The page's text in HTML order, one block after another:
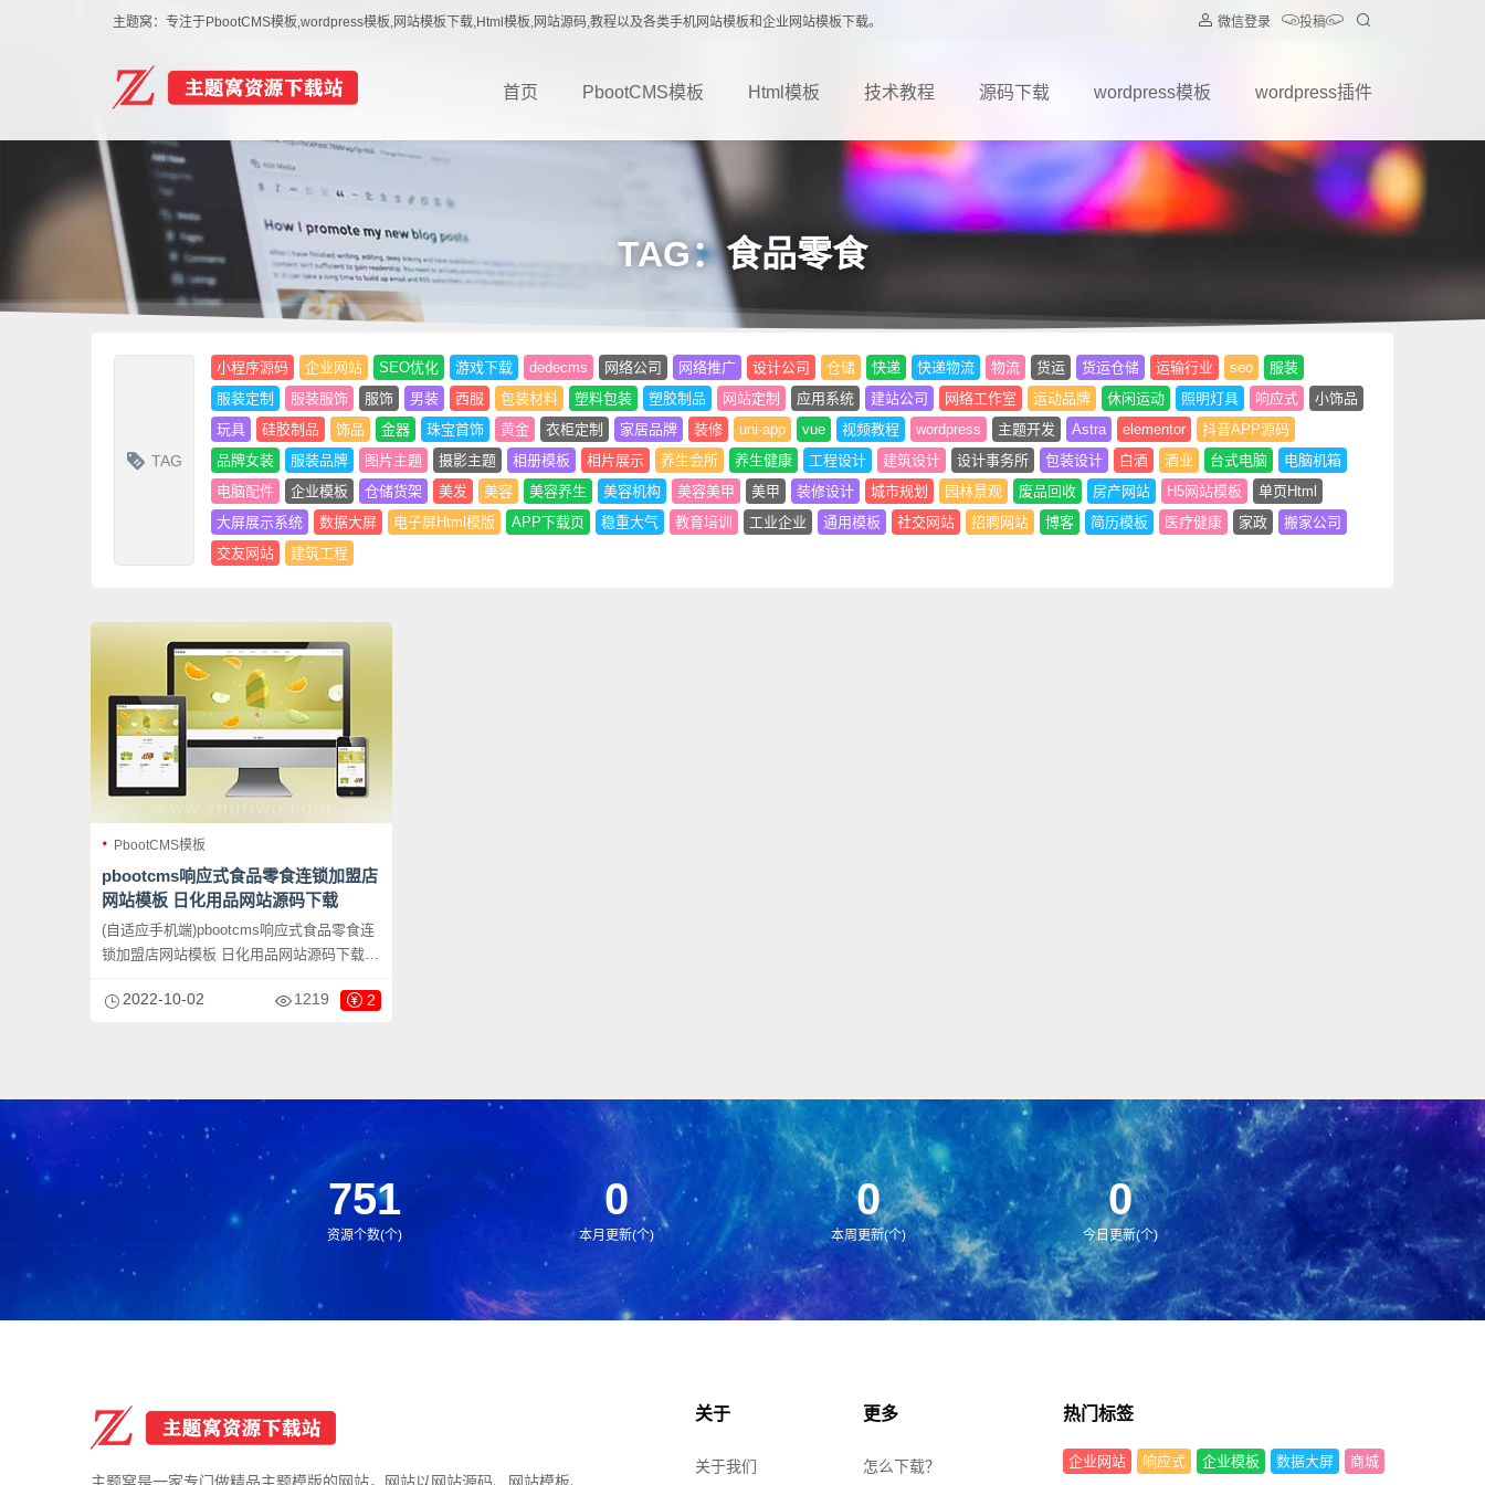
主题窝：专注于PbootCMS模板,wordpress模板,网站模板下载,Html模板,网站源码,教程以及各类手机网站模板和企业网站模板下载。 微信登录 投稿
首页 PbootCMS模板 Html模板 技术教程 源码下载 wordpress模板 wordpress插件
TAG：食品零食
TAG
小程序源码 企业网站 SEO优化 游戏下载 dedecms 网络公司 网络推广 设计公司 仓储 快递 快递物流 物流 货运 货运仓储 运输行业 seo
服装
服装定制
服装服饰 服饰 男装 西服 包装材料 塑料包装 塑胶制品 网站定制 应用系统 建站公司 网络工作室 运动品牌 休闲运动 照明灯具 响应式
小饰品
玩具
硅胶制品 饰品 金器 珠宝首饰 黄金 衣柜定制 家居品牌 装修 uni-app vue 视频教程 wordpress 主题开发 Astra elementor
抖音APP源码
品牌女装
服装品牌 图片主题 摄影主题 相册模板 相片展示 养生会所 养生健康 工程设计 建筑设计 设计事务所 包装设计 白酒 酒业 台式电脑
电脑机箱
电脑配件
企业模板 仓储货架 美发 美容 美容养生 美容机构 美容美甲 美甲 装修设计 城市规划 园林景观 废品回收 房产网站 H5网站模板
单页Html
大屏展示系统
数据大屏 电子屏Html模版 APP下载页 稳重大气 教育培训 工业企业 通用模板 社交网站 招聘网站 博客 简历模板 医疗健康 家政
搬家公司
交友网站
建筑工程
PbootCMS模板
pbootcms响应式食品零食连锁加盟店
网站模板 日化用品网站源码下载
(自适应手机端)pbootcms响应式食品零食连
锁加盟店网站模板 日化用品网站源码下载，
用于食品零食网站、日化用品网站等企业，
2022-10-02 1219 2
751
资源个数(个)
0
本月更新(个)
0
本周更新(个)
0
今日更新(个)
关于
关于我们
更多
怎么下载？
热门标签
企业网站 响应式 企业模板 数据大屏 商城